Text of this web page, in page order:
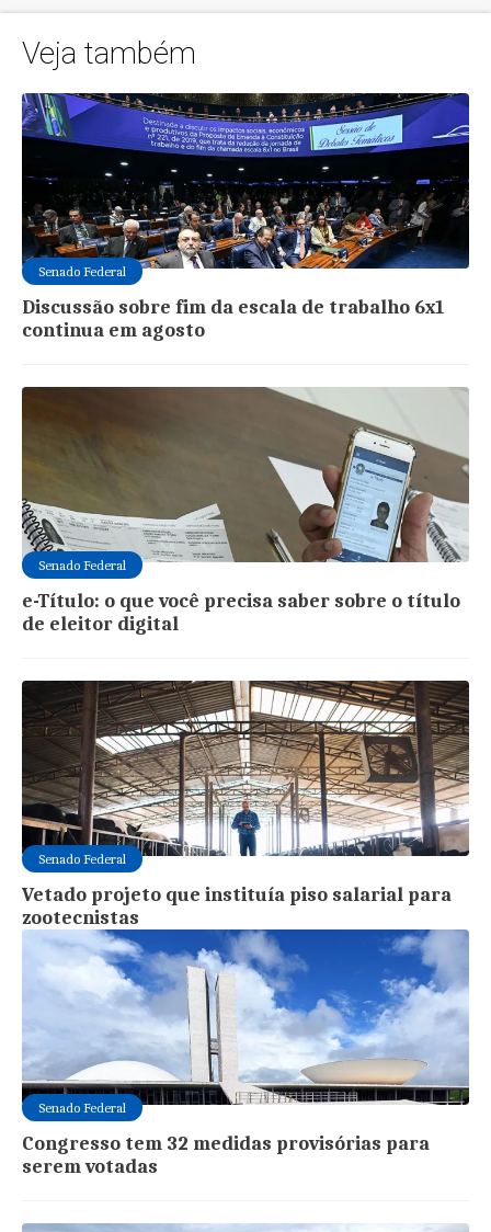
Veja também
Senado Federal
Discussão sobre fim da escala de trabalho 6x1
continua em agosto
Senado Federal
e-Título: o que você precisa saber sobre o título
de eleitor digital
Senado Federal
Vetado projeto que instituía piso salarial para
zootecnistas
Senado Federal
Congresso tem 32 medidas provisórias para
serem votadas